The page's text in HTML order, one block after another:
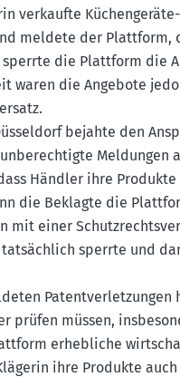
verkaufte
meldete der Plattform,
sperrte die Plattform die
waren die Angebote
bejahte den
Meldungen
Händler ihre
die Beklagte die
mit einer
tatsächlich sperrte und
prüfen müssen,
erheb­liche
ihre Produkte